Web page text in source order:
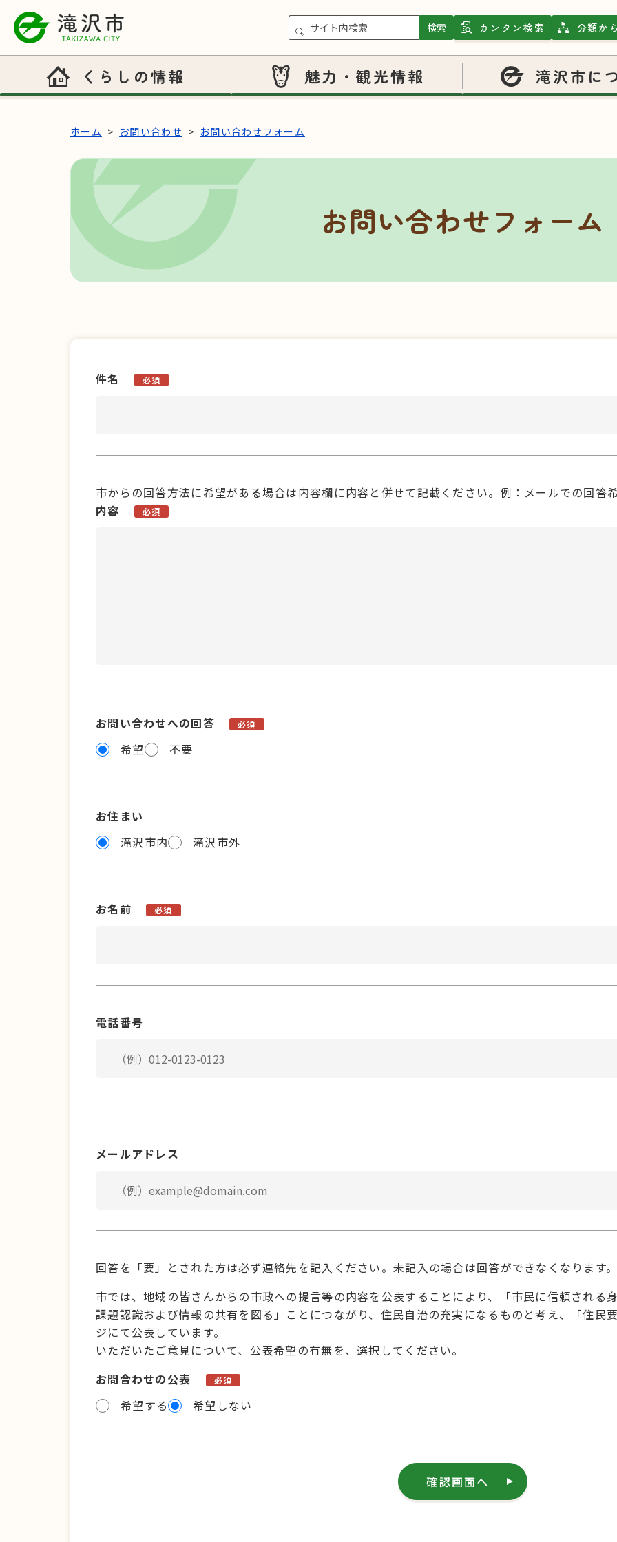
本文へスキップ
検索 カンタン検索 分類か
くらしの情報 魅力・観光情報 滝沢市に
ホーム お問い合わせ お問い合わせフォーム
お問い合わせフォーム
件名 必須
市からの回答方法に希望がある場合は内容欄に内容と併せて記載ください。例：メールでの回答
内容
必須
お問い合わせへの回答 必須
希望 不要
お住まい
滝沢市内
滝沢市外
お名前 必須
電話番号
メールアドレス
回答を「要」とされた方は必ず連絡先を記入ください。未記入の場合は回答ができなくなります
市では、地域の皆さんからの市政への提言等の内容を公表することにより、「市民に信頼される
課題認識および情報の共有を図る」ことにつながり、住民自治の充実になるものと考え、「住民
ジにて公表しています。
いただいたご意見について、公表希望の有無を、選択してください。
お問合わせの公表
必須
希望する 希望しない
確認画面へ